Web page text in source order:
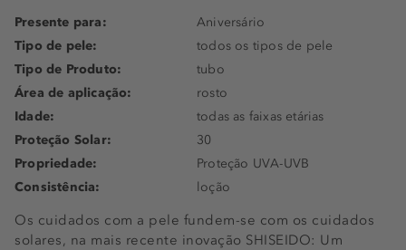
Os cuidados com a pele fundem-se com os cuidados
solares, na mais recente inovação SHISEIDO: Um
Presente para:
Aniversário
Tipo de pele:
todos os tipos de pele
Tipo de Produto:
tubo
Área de aplicação:
rosto
Idade:
todas as faixas etárias
Proteção Solar:
30
Propriedade:
Proteção UVA-UVB
Consistência:
loção